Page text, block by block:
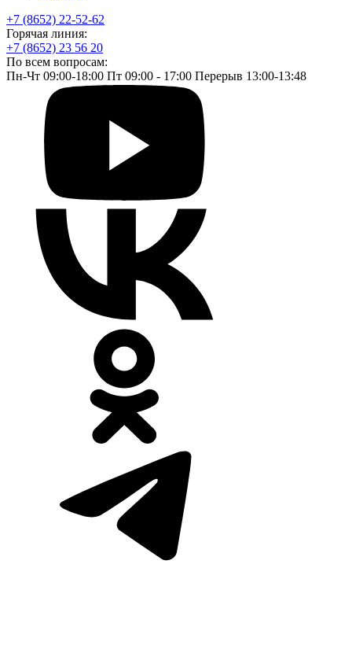
+7 (8652) 22-52-62
Горячая линия:
+7 (8652) 23 56 20
По всем вопросам:
Пн-Чт 09:00-18:00 Пт 09:00 - 17:00 Перерыв 13:00-13:48